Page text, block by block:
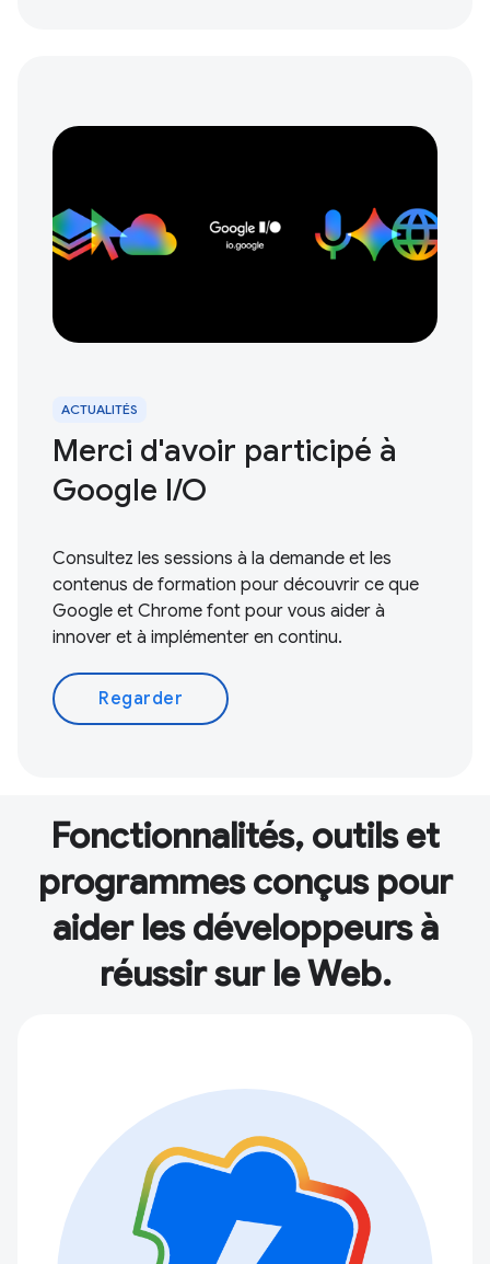
ACTUALITÉS
Merci d'avoir participé à
Google I/O
Consultez les sessions à la demande et les
contenus de formation pour découvrir ce que
Google et Chrome font pour vous aider à
innover et à implémenter en continu.
Regarder
Fonctionnalités, outils et
programmes conçus pour
aider les développeurs à
réussir sur le Web.